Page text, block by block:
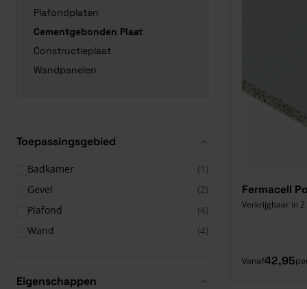
Plafondplaten
Cementgebonden Plaat
Constructieplaat
Wandpanelen
Toepassingsgebied
Badkamer
(1)
Gevel
(2)
Plafond
(4)
Wand
(4)
Eigenschappen
Fermacell
Verkrijgbaar in
Vanaf42,95